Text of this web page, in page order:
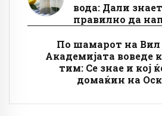
вода: Дали
правилно да
По шамарот на
Академијата воведе
тим: Се знае и кој
домаќин на